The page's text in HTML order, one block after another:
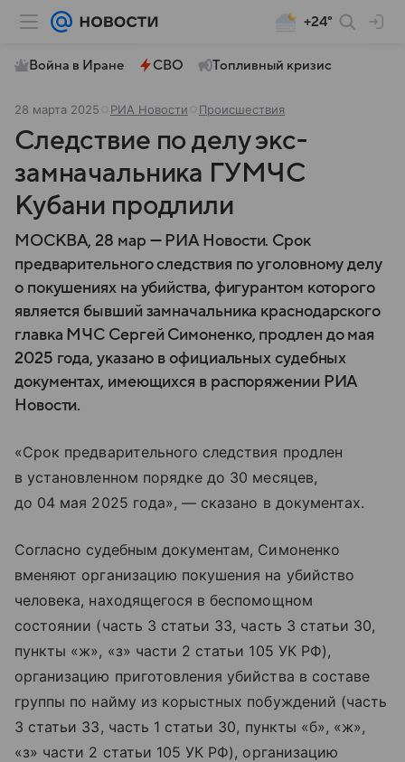
+24°
Война в Иране СВО Топливный кризис
28 марта 2025 РИА Новости Происшествия
Следствие по делу экс-
замначальника ГУМЧС
Кубани продлили
МОСКВА, 28 мар — РИА Новости. Срок
предварительного следствия по уголовному делу
о покушениях на убийства, фигурантом которого
является бывший замначальника краснодарского
главка МЧС Сергей Симоненко, продлен до мая
2025 года, указано в официальных судебных
документах, имеющихся в распоряжении РИА
Новости.
«Срок предварительного следствия продлен
в установленном порядке до 30 месяцев,
до 04 мая 2025 года», — сказано в документах.
Согласно судебным документам, Симоненко
вменяют организацию покушения на убийство
человека, находящегося в беспомощном
состоянии (часть 3 статьи 33, часть 3 статьи 30,
пункты «ж», «з» части 2 статьи 105 УК РФ),
организацию приготовления убийства в составе
группы по найму из корыстных побуждений (часть
3 статьи 33, часть 1 статьи 30, пункты «б», «ж»,
«з» части 2 статьи 105 УК РФ), организацию